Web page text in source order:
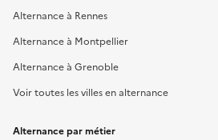
Alternance à Rennes
Alternance à Montpellier
Alternance à Grenoble
Voir toutes les villes en alternance
Alternance par métier